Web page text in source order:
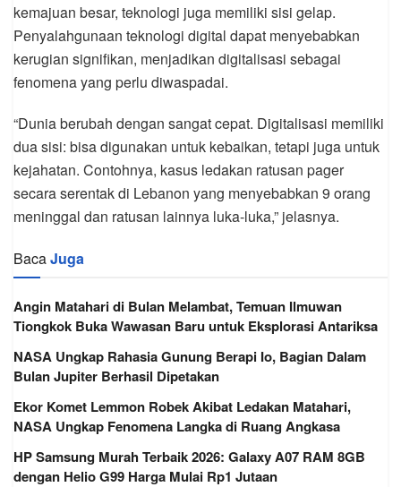
kemajuan besar, teknologi juga memiliki sisi gelap.
Penyalahgunaan teknologi digital dapat menyebabkan
kerugian signifikan, menjadikan digitalisasi sebagai
fenomena yang perlu diwaspadai.
“Dunia berubah dengan sangat cepat. Digitalisasi memiliki
dua sisi: bisa digunakan untuk kebaikan, tetapi juga untuk
kejahatan. Contohnya, kasus ledakan ratusan pager
secara serentak di Lebanon yang menyebabkan 9 orang
meninggal dan ratusan lainnya luka-luka,” jelasnya.
BacaJuga
Angin Matahari di Bulan Melambat, Temuan Ilmuwan
Tiongkok Buka Wawasan Baru untuk Eksplorasi Antariksa
NASA Ungkap Rahasia Gunung Berapi Io, Bagian Dalam
Bulan Jupiter Berhasil Dipetakan
Ekor Komet Lemmon Robek Akibat Ledakan Matahari,
NASA Ungkap Fenomena Langka di Ruang Angkasa
HP Samsung Murah Terbaik 2026: Galaxy A07 RAM 8GB
dengan Helio G99 Harga Mulai Rp1 Jutaan